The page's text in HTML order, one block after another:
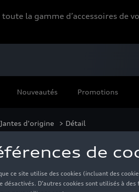
la gamme d’accessoires
Nouveautés Promotions
Jantes d'origine > Détail